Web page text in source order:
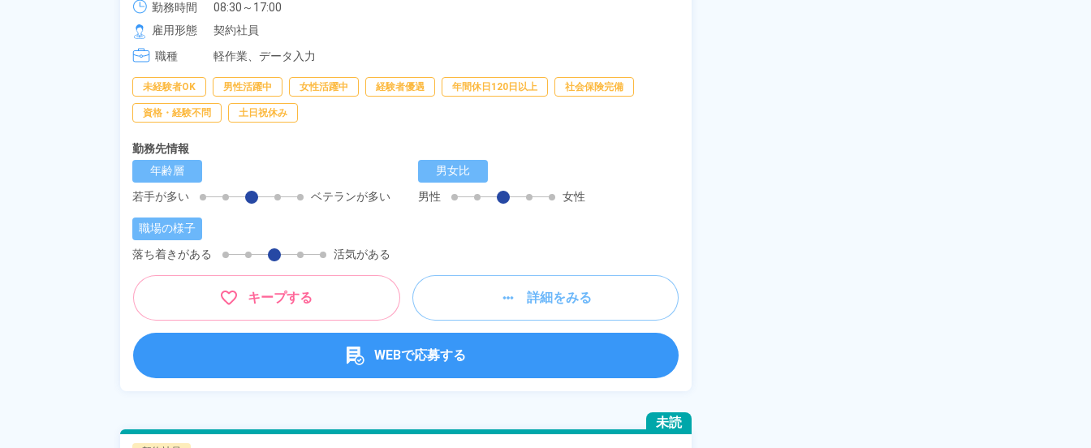
勤務時間
08:30～17:00
雇用形態
契約社員
職種
軽作業、 データ入力
未経験者OK 男性活躍中 女性活躍中 経験者優遇 年間休日120日以上 社会保険完備
資格・経験不問 土日祝休み
勤務先情報
年齢層
若手が多い
ベテランが多い
男女比
男性
女性
職場の様子
落ち着きがある
活気がある
キープする 詳細をみる
WEBで応募する
未読